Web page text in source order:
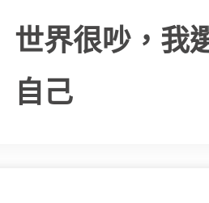
世界很吵，我
自己